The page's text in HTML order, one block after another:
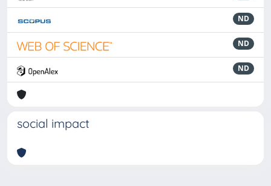
ND
ND
ND
social impact